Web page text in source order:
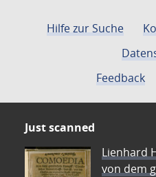
Hilfe zur Suche
Feedback
Just scanned
Lienhard
von dem